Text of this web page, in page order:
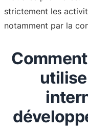
strictement les
notamment par la